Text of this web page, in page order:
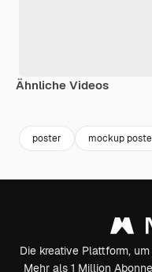
Ähnliche Videos
poster mockup
Die kreative Plattform,
Mehr als 1 Million